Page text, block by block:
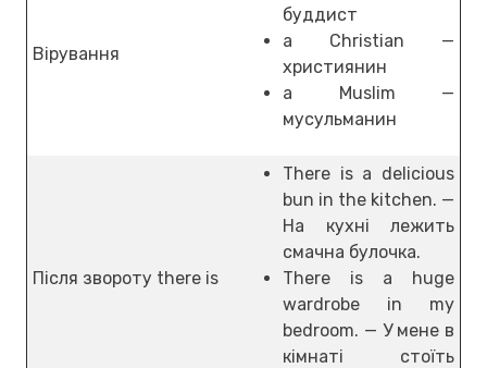
Вірування
буддист
a Christian —
християнин
a Muslim —
мусульманин
Після звороту there is
There is a delicious
bun in the kitchen. —
На кухні лежить
смачна булочка.
There is a huge
wardrobe in my
bedroom. — У мене в
кімнаті стоїть